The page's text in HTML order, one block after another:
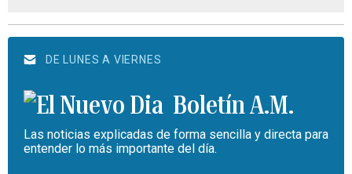
DE LUNES A VIERNES
Boletín A.M.
Las noticias explicadas de forma sencilla y directa para
entender lo más importante del día.